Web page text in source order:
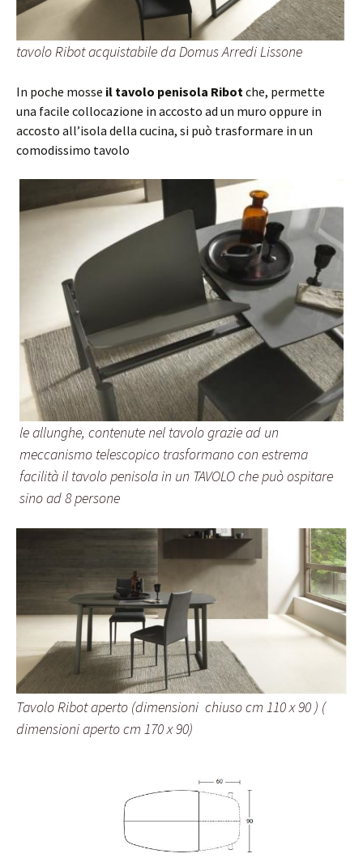
tavolo Ribot acquistabile da Domus Arredi Lissone
In poche mosse il tavolo penisola Ribot che, permette
una facile collocazione in accosto ad un muro oppure in
accosto all’isola della cucina, si può trasformare in un
comodissimo tavolo
le allunghe, contenute nel tavolo grazie ad un
meccanismo telescopico trasformano con estrema
facilità il tavolo penisola in un TAVOLO che può ospitare
sino ad 8 persone
Tavolo Ribot aperto (dimensioni chiuso cm 110 x 90 ) (
dimensioni aperto cm 170 x 90)